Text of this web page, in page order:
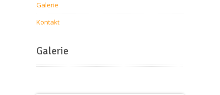
Galerie
Kontakt
Galerie